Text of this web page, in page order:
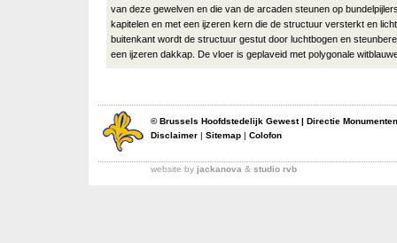
van deze gewelven en die van de arcaden steunen op
kapitelen en met een ijzeren kern die de structuur versterkt en
buitenkant wordt de structuur gestut door luchtbogen en
een ijzeren dakkap. De vloer is geplaveid met polygonale
©Brussels Hoofdstedelijk Gewest| Directie
Disclaimer | Sitemap | Colofon
website by jackanova & studio rvb